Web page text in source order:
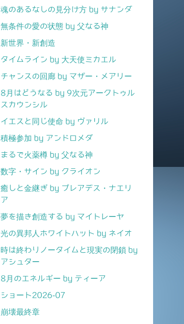
魂のあるなしの見分け方 by サナンダ
無条件の愛の状態 by 父なる神
新世界・新創造
タイムライン by 大天使ミカエル
チャンスの回廊 by マザー・メアリー
8月はどうなる by 9次元アークトゥル
スカウンシル
イエスと同じ使命 by ヴァリル
積極参加 by アンドロメダ
まるで火薬樽 by 父なる神
数字・サイン by クライオン
癒しと金継ぎ by プレアデス・ナエリ
ア
夢を描き創造する by マイトレーヤ
光の異邦人ホワイトハット by ネイオ
時は終わりノータイムと現実の閉鎖 by
アシュター
8月のエネルギー by ティーア
ショート2026-07
崩壊最終章